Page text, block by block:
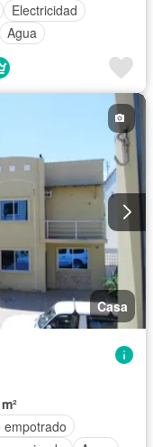
Electricidad
Agua
Casa
empotrado